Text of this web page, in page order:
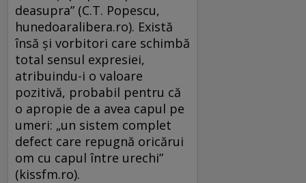
deasupra” (C.T. Popescu,
hunedoaralibera.ro). Există
însă și vorbitori care schimbă
total sensul expresiei,
atribuindu-i o valoare
pozitivă, probabil pentru că
o apropie de a avea capul pe
umeri: „un sistem complet
defect care repugnă oricărui
om cu capul între urechi”
(kissfm.ro).